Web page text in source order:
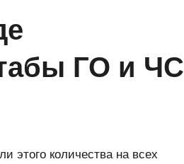
ГО и ЧС
этого количества на всех